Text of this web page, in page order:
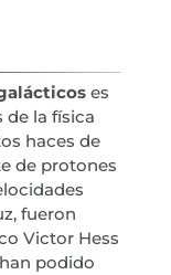
cticoses
de la física
haces de
de protones
fueron
Victor Hess
podido